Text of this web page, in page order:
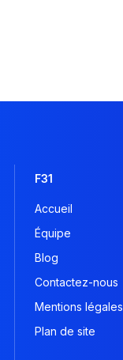
F31
Accueil
Équipe
Blog
Contactez-nous
Mentions légales
Plan de site